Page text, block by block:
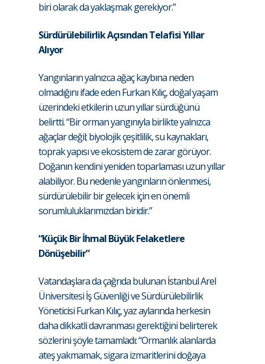
biri olarak da yaklaşmak gerekiyor.”
Sürdürülebilirlik Açısından Telafisi Yıllar
Alıyor
Yangınların yalnızca ağaç kaybına neden
olmadığını ifade eden Furkan Kılıç, doğal yaşam
üzerindeki etkilerin uzun yıllar sürdüğünü
belirtti. “Bir orman yangınıyla birlikte yalnızca
ağaçlar değil; biyolojik çeşitlilik, su kaynakları,
toprak yapısı ve ekosistem de zarar görüyor.
Doğanın kendini yeniden toparlaması uzun yıllar
alabiliyor. Bu nedenle yangınların önlenmesi,
sürdürülebilir bir gelecek için en önemli
sorumluluklarımızdan biridir.”
“Küçük Bir İhmal Büyük Felaketlere
Dönüşebilir”
Vatandaşlara da çağrıda bulunan İstanbul Arel
Üniversitesi İş Güvenliği ve Sürdürülebilirlik
Yöneticisi Furkan Kılıç, yaz aylarında herkesin
daha dikkatli davranması gerektiğini belirterek
sözlerini şöyle tamamladı: “Ormanlık alanlarda
ateş yakmamak, sigara izmaritlerini doğaya